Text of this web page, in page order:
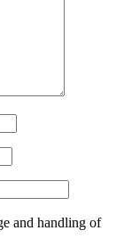
and handling of